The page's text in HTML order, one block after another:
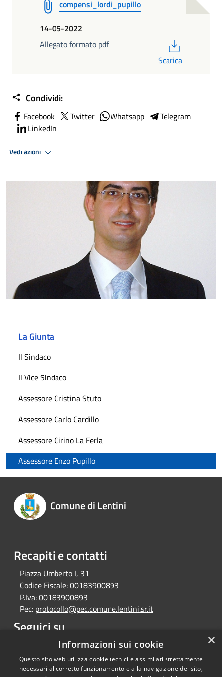
compensi_lordi_pupillo
14-05-2022
Allegato formato pdf
Scarica
Condividi:
Facebook Twitter Whatsapp
Telegram
LinkedIn
Vedi azioni
La Giunta
Il Sindaco
Il Vice Sindaco
Assessore Cristina Stuto
Assessore Carlo Cardillo
Assessore Cirino La Ferla
Assessore Enzo Pupillo
Comune di Lentini
Recapiti e contatti
Piazza Umberto I, 31
Codice Fiscale:00183900893
P.Iva:00183900893
Pec: protocollo@pec.comune.lentini.sr.it
Seguici su
Facebook ×
Informazioni sui cookie
Questo sito web utilizza cookie tecnici e assimilati strettamente
necessari al corretto funzionamento e alla navigazione del sito,